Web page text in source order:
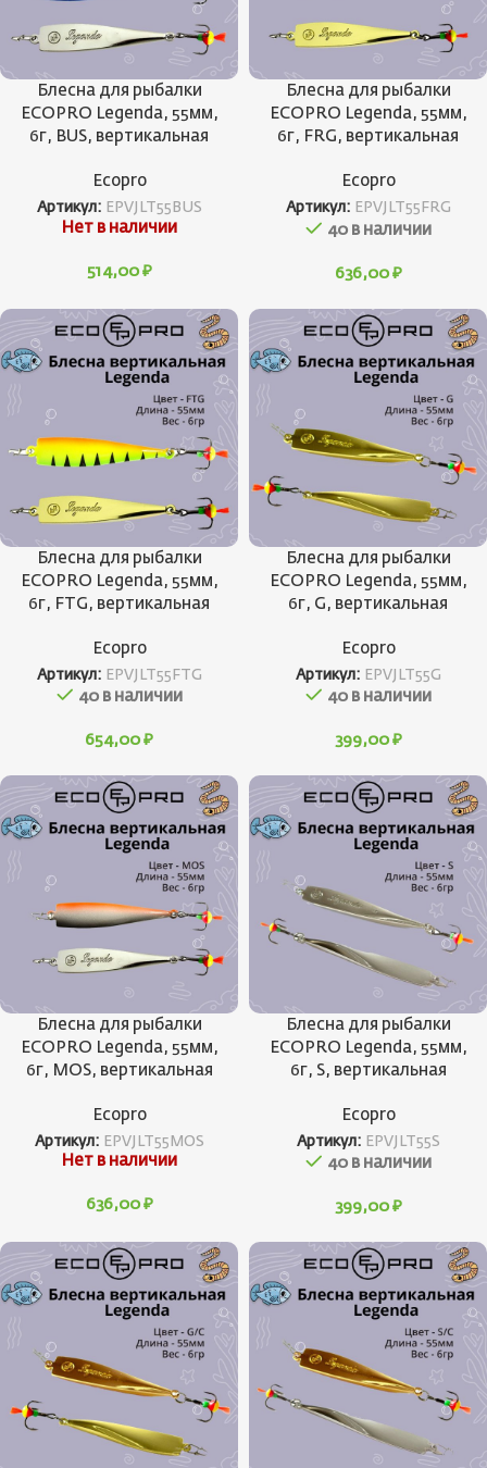
Блесна для рыбалки
ECOPRO Legenda, 55мм,
6г, BUS, вертикальная
Ecopro
Артикул: EPVJLT55BUS
Нет в наличии
514,00 ₽
Блесна для рыбалки
ECOPRO Legenda, 55мм,
6г, FRG, вертикальная
Ecopro
Артикул: EPVJLT55FRG
40 в наличии
636,00 ₽
Блесна для рыбалки
ECOPRO Legenda, 55мм,
6г, FTG, вертикальная
Ecopro
Артикул: EPVJLT55FTG
40 в наличии
654,00 ₽
Блесна для рыбалки
ECOPRO Legenda, 55мм,
6г, G, вертикальная
Ecopro
Артикул: EPVJLT55G
40 в наличии
399,00 ₽
Блесна для рыбалки
ECOPRO Legenda, 55мм,
6г, MOS, вертикальная
Ecopro
Артикул: EPVJLT55MOS
Нет в наличии
636,00 ₽
Блесна для рыбалки
ECOPRO Legenda, 55мм,
6г, S, вертикальная
Ecopro
Артикул: EPVJLT55S
40 в наличии
399,00 ₽